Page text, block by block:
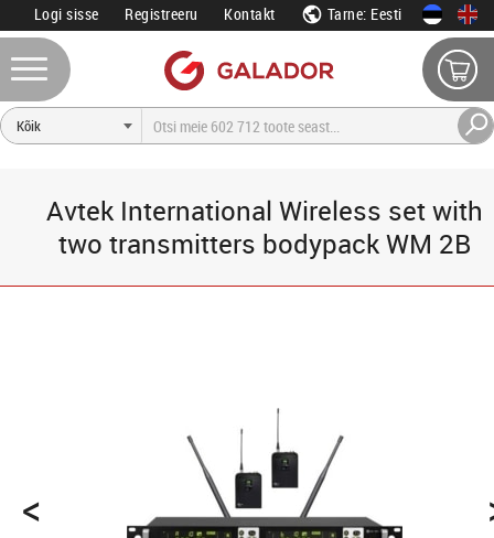
Logi sisse Registreeru Kontakt Tarne: Eesti
Avtek International Wireless set with
two transmitters bodypack WM 2B
<